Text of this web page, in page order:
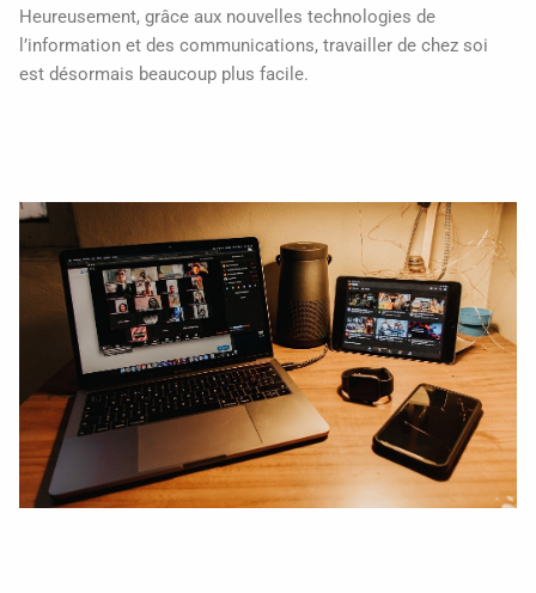
Heureusement, grâce aux nouvelles technologies de
l’information et des communications, travailler de chez soi
est désormais beaucoup plus facile.